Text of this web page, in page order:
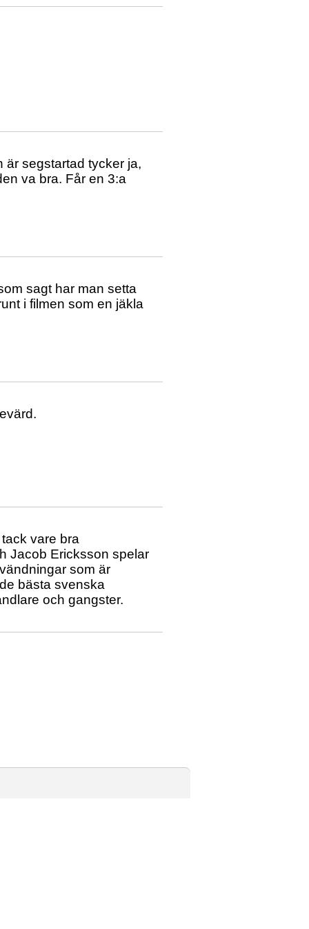
är segstartad tycker ja,
va bra. Får en 3:a
sagt har man setta
i filmen som en jäkla
vare bra
Jacob Ericksson spelar
som är
bästa svenska
och gangster.